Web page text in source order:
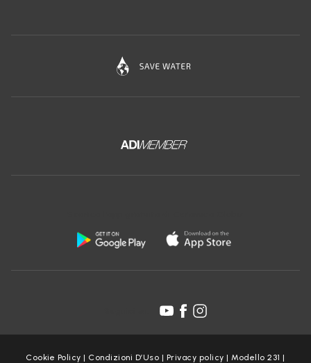
Cookie Policy | Condizioni D’Uso | Privacy policy |Modello 231 |